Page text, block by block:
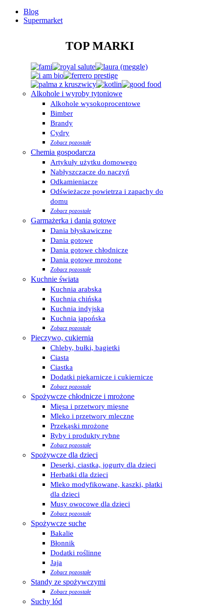
Blog
Supermarket
TOP MARKI
Alkohole i wyroby tytoniowe
Alkohole wysokoprocentowe
Bimber
Brandy
Cydry
Zobacz pozostałe
Chemia gospodarcza
Artykuły użytku domowego
Nabłyszczacze do naczyń
Odkamieniacze
Odświeżacze powietrza i zapachy do
domu
Zobacz pozostałe
Garmażerka i dania gotowe
Dania błyskawiczne
Dania gotowe
Dania gotowe chłodnicze
Dania gotowe mrożone
Zobacz pozostałe
Kuchnie świata
Kuchnia arabska
Kuchnia chińska
Kuchnia indyjska
Kuchnia japońska
Zobacz pozostałe
Pieczywo, cukiernia
Chleby, bułki, bagietki
Ciasta
Ciastka
Dodatki piekarnicze i cukiernicze
Zobacz pozostałe
Spożywcze chłodnicze i mrożone
Mięsa i przetwory mięsne
Mleko i przetwory mleczne
Przekąski mrożone
Ryby i produkty rybne
Zobacz pozostałe
Spożywcze dla dzieci
Deserki, ciastka, jogurty dla dzieci
Herbatki dla dzieci
Mleko modyfikowane, kaszki, płatki
dla dzieci
Musy owocowe dla dzieci
Zobacz pozostałe
Spożywcze suche
Bakalie
Błonnik
Dodatki roślinne
Jaja
Zobacz pozostałe
Standy ze spożywczymi
Zobacz pozostałe
Suchy lód